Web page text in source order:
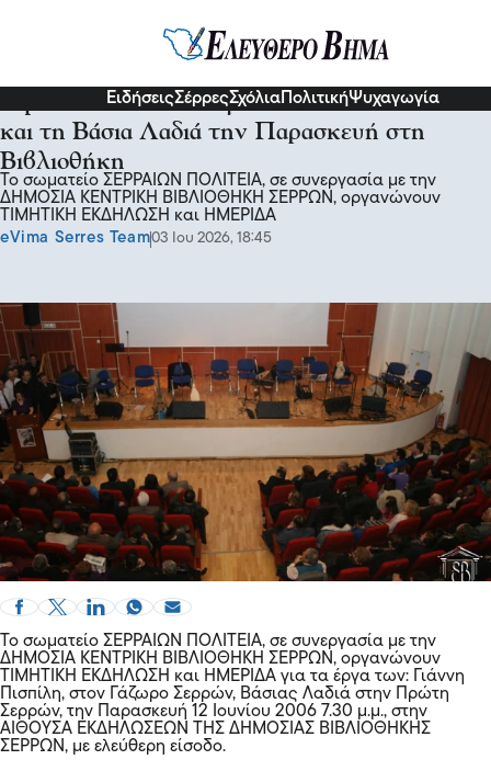
ΕιδήσειςΣέρρεςΣχόλια ΠολιτικήΨυχαγωγία
Τιμητική εκδήλωση για τον Γιάννη Πισπιλή
και τη Βάσια Λαδιά την Παρασκευή στη
Βιβλιοθήκη
Το σωματείο ΣΕΡΡΑΙΩΝ ΠΟΛΙΤΕΙΑ, σε συνεργασία με την
ΔΗΜΟΣΙΑ ΚΕΝΤΡΙΚΗ ΒΙΒΛΙΟΘΗΚΗ ΣΕΡΡΩΝ, οργανώνουν
ΤΙΜΗΤΙΚΗ ΕΚΔΗΛΩΣΗ και ΗΜΕΡΙΔΑ
eVima Serres Team03 Ιου 2026, 18:45
Το σωματείο ΣΕΡΡΑΙΩΝ ΠΟΛΙΤΕΙΑ, σε συνεργασία με την
ΔΗΜΟΣΙΑ ΚΕΝΤΡΙΚΗ ΒΙΒΛΙΟΘΗΚΗ ΣΕΡΡΩΝ, οργανώνουν
ΤΙΜΗΤΙΚΗ ΕΚΔΗΛΩΣΗ και ΗΜΕΡΙΔΑ για τα έργα των: Γιάννη
Πισπίλη, στον Γάζωρο Σερρών, Βάσιας Λαδιά στην Πρώτη
Σερρών, την Παρασκευή 12 Ιουνίου 2006 7.30 μ.μ., στην
ΑΙΘΟΥΣΑ ΕΚΔΗΛΩΣΕΩΝ ΤΗΣ ΔΗΜΟΣΙΑΣ ΒΙΒΛΙΟΘΗΚΗΣ
ΣΕΡΡΩΝ, με ελεύθερη είσοδο.